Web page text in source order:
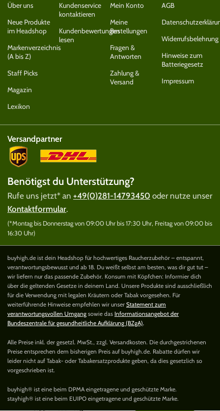
Über uns
Neue Produkte
im Headshop
Markenverzeichnis
(A bis Z)
Staff Picks
Magazin
Lexikon
Kundenservice
kontaktieren
Kundenbewertungen
lesen
Mein Konto
Meine
Bestellungen
Fragen &
Antworten
Zahlung &
Versand
AGB
Widerrufsbelehrung
Hinweise zum
Batteriegesetz
Impressum
Versandpartner
Benötigst du Unterstützung?
Rufe uns jetzt* an +49(0)281-14793450 oder nutze unser
Kontaktformular.
(*Montag bis Donnerstag von 09:00 Uhr bis 17:30 Uhr, Freitag von 09:00 bis
16:30 Uhr)
buyhigh.de ist dein Headshop für hochwertiges Raucherzubehör – entspannt,
verantwortungsbewusst und ab 18. Du weißt selbst am besten, was dir gut tut –
wir liefern nur das passende Zubehör. Konsum mit Köpfchen: Informier dich
über die geltenden Gesetze in deinem Land. Unsere Produkte sind ausschließlich
für die Verwendung mit legalen Kräutern oder Tabak vorgesehen. Für
weiterführende Hinweise empfehlen wir unser Statement zum
verantwortungsvollen Umgang sowie das Informationsangebot der
Bundeszentrale für gesundheitliche Aufklärung (BZgA).
Alle Preise inkl. der gesetzl. MwSt., zzgl. Versandkosten. Die durchgestrichenen
Preise entsprechen dem bisherigen Preis auf buyhigh.de. Rabatte dürfen wir
leider nicht auf Tabak- oder Tabakersatzprodukte geben, da dies gesetzlich so
vorgeschrieben ist.
buyhigh® ist eine beim DPMA eingetragene und geschützte Marke.
stayhigh® ist eine beim EUIPO eingetragene und geschützte Marke.